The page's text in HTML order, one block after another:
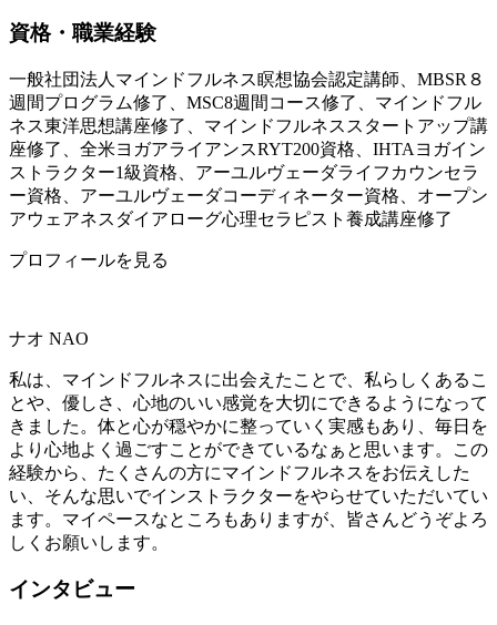
資格・職業経験
一般社団法人マインドフルネス瞑想協会認定講師、MBSR８
週間プログラム修了、MSC8週間コース修了、マインドフル
ネス東洋思想講座修了、マインドフルネススタートアップ講
座修了、全米ヨガアライアンスRYT200資格、IHTAヨガイン
ストラクター1級資格、アーユルヴェーダライフカウンセラ
ー資格、アーユルヴェーダコーディネーター資格、オープン
アウェアネスダイアローグ心理セラピスト養成講座修了
プロフィールを見る
ナオ NAO
私は、マインドフルネスに出会えたことで、私らしくあるこ
とや、優しさ、心地のいい感覚を大切にできるようになって
きました。体と心が穏やかに整っていく実感もあり、毎日を
より心地よく過ごすことができているなぁと思います。この
経験から、たくさんの方にマインドフルネスをお伝えした
い、そんな思いでインストラクターをやらせていただいてい
ます。マイペースなところもありますが、皆さんどうぞよろ
しくお願いします。
インタビュー